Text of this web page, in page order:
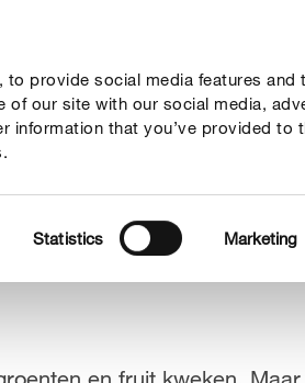
provide social media features and
our site with our social media,
information that you’ve provided to
Statistics Marketing
Tot je dienst Onderneming